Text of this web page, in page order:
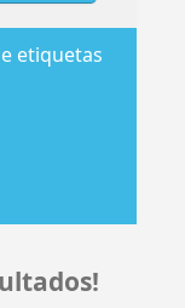
etiquetas